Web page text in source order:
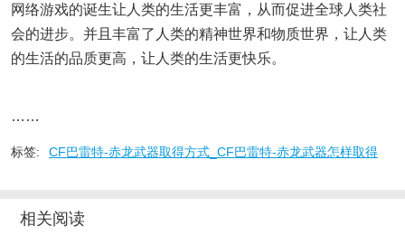
网络游戏的诞生让人类的生活更丰富，从而促进全球人类社
会的进步。并且丰富了人类的精神世界和物质世界，让人类
的生活的品质更高，让人类的生活更快乐。
……
标签: CF巴雷特-赤龙武器取得方式_CF巴雷特-赤龙武器怎样取得
相关阅读